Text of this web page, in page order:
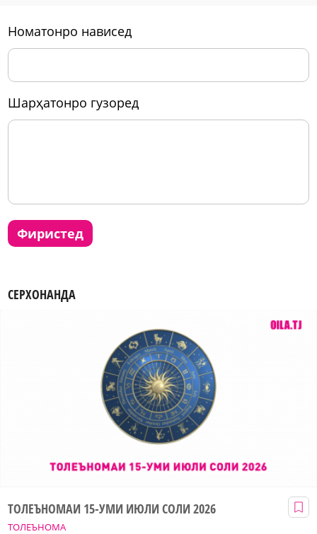
номатонро нависед
шарҳатонро гузоред
фиристед
СЕРХОНАНДА
ТОЛЕЪНОМА
ТОЛЕЪНОМАИ 15-УМИ ИЮЛИ СОЛИ 2026